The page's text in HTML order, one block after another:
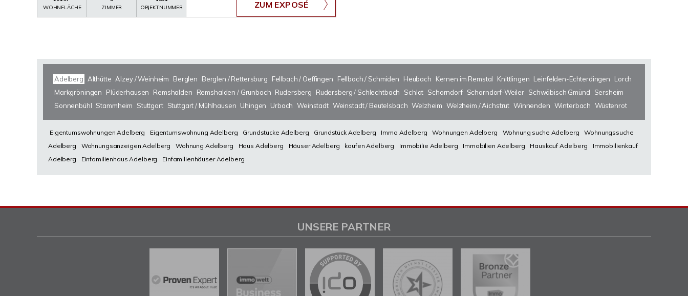
WOHNFLÄCHE
ZIMMER
OBJEKTNUMMER
ZUM EXPOSÉ
Adelberg Althütte Alzey / Weinheim Berglen Berglen / Rettersburg Fellbach / Oeffingen Fellbach / Schmiden Heubach Kernen im Remstal Knittlingen Leinfelden-Echterdingen
Lorch
Markgröningen
Plüderhausen Remshalden Remshalden / Grunbach Rudersberg Rudersberg / Schlechtbach Schlat Schorndorf Schorndorf-Weiler Schwäbisch Gmünd
Sersheim
Sonnenbühl Stammheim Stuttgart Stuttgart / Mühlhausen Uhingen Urbach Weinstadt Weinstadt / Beutelsbach Welzheim Welzheim / Aichstrut Winnenden Winterbach Wüstenrot
Eigentumswohnungen Adelberg Eigentumswohnung Adelberg Grundstücke Adelberg Grundstück Adelberg Immo Adelberg Wohnungen Adelberg Wohnung suche Adelberg
Wohnungssuche
Adelberg
Wohnungsanzeigen Adelberg Wohnung Adelberg Haus Adelberg Häuser Adelberg kaufen Adelberg Immobilie Adelberg Immobilien Adelberg Hauskauf Adelberg
Immobilienkauf
Adelberg
Einfamilienhaus Adelberg Einfamilienhäuser Adelberg
UNSERE PARTNER